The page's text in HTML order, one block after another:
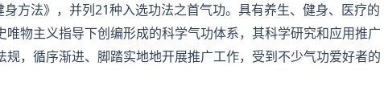
方法》，并列21种入选功法之首气功。具有养生、健身、医疗的
物主义指导下创编形成的科学气功体系，其科学研究和应用推广
，循序渐进、脚踏实地地开展推广工作，受到不少气功爱好者的